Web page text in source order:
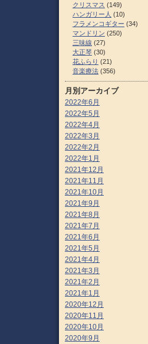
クリスマス (149)
ハンガリー人 (10)
フラメンコギター (34)
マンドリン (250)
三味線 (27)
大正琴 (30)
花ふらり (21)
音楽療法 (356)
月別アーカイブ
2022年6月
2022年5月
2022年4月
2022年3月
2022年2月
2022年1月
2021年12月
2021年11月
2021年10月
2021年9月
2021年8月
2021年7月
2021年6月
2021年5月
2021年4月
2021年3月
2021年2月
2021年1月
2020年12月
2020年11月
2020年10月
2020年9月